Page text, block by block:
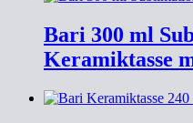
Bari 300 ml
Keramiktasse